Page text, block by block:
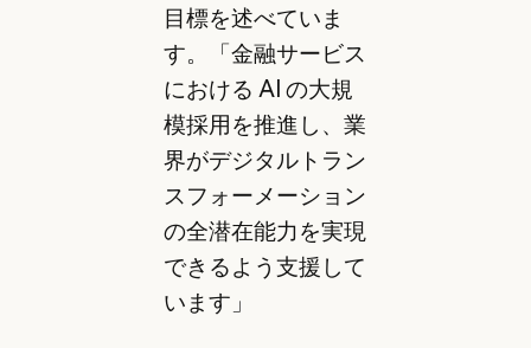
目標を述べていま
す。「金融サービス
における AI の大規
模採用を推進し、業
界がデジタルトラン
スフォーメーション
の全潜在能力を実現
できるよう支援して
います」